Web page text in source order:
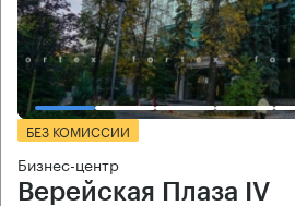
БЕЗ КОМИССИИ
Бизнес-центр
Верейская Плаза IV